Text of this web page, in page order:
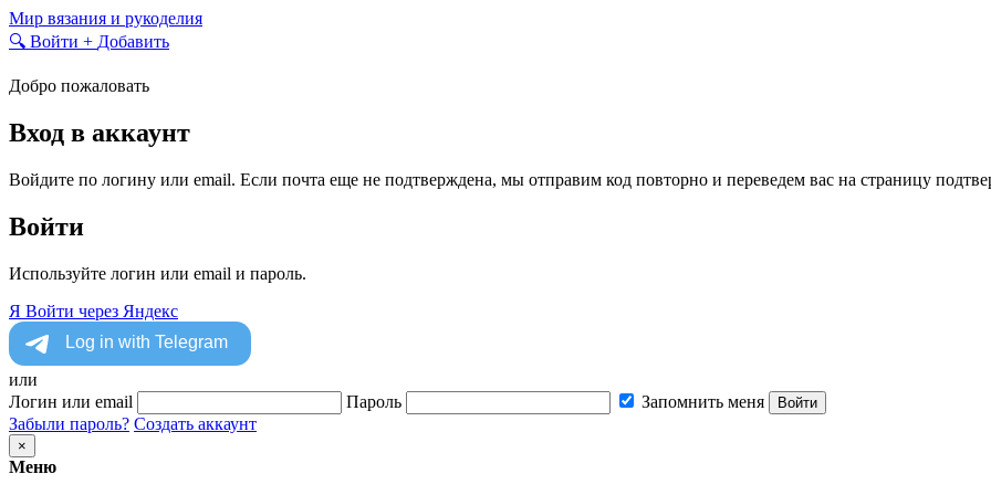
Skip
to
Мир вязания и рукоделия
🔍 Войти + Добавить
Добро пожаловать
Вход в аккаунт
Войдите по логину или email. Если почта еще не подтверждена, мы отправим код повторно и переведем вас на страницу
Войти
Используйте логин или email и пароль.
Я Войти через Яндекс
или
Логин или email
Пароль Запомнить меня Войти
Забыли пароль? Создать аккаунт
×
Меню